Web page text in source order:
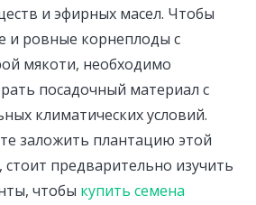
и эфирных масел. Чтобы
и ровные корнеплоды с
мякоти, необходимо
посадочный материал с
климатических условий.
заложить плантацию этой
предварительно изучить
чтобы купить семена